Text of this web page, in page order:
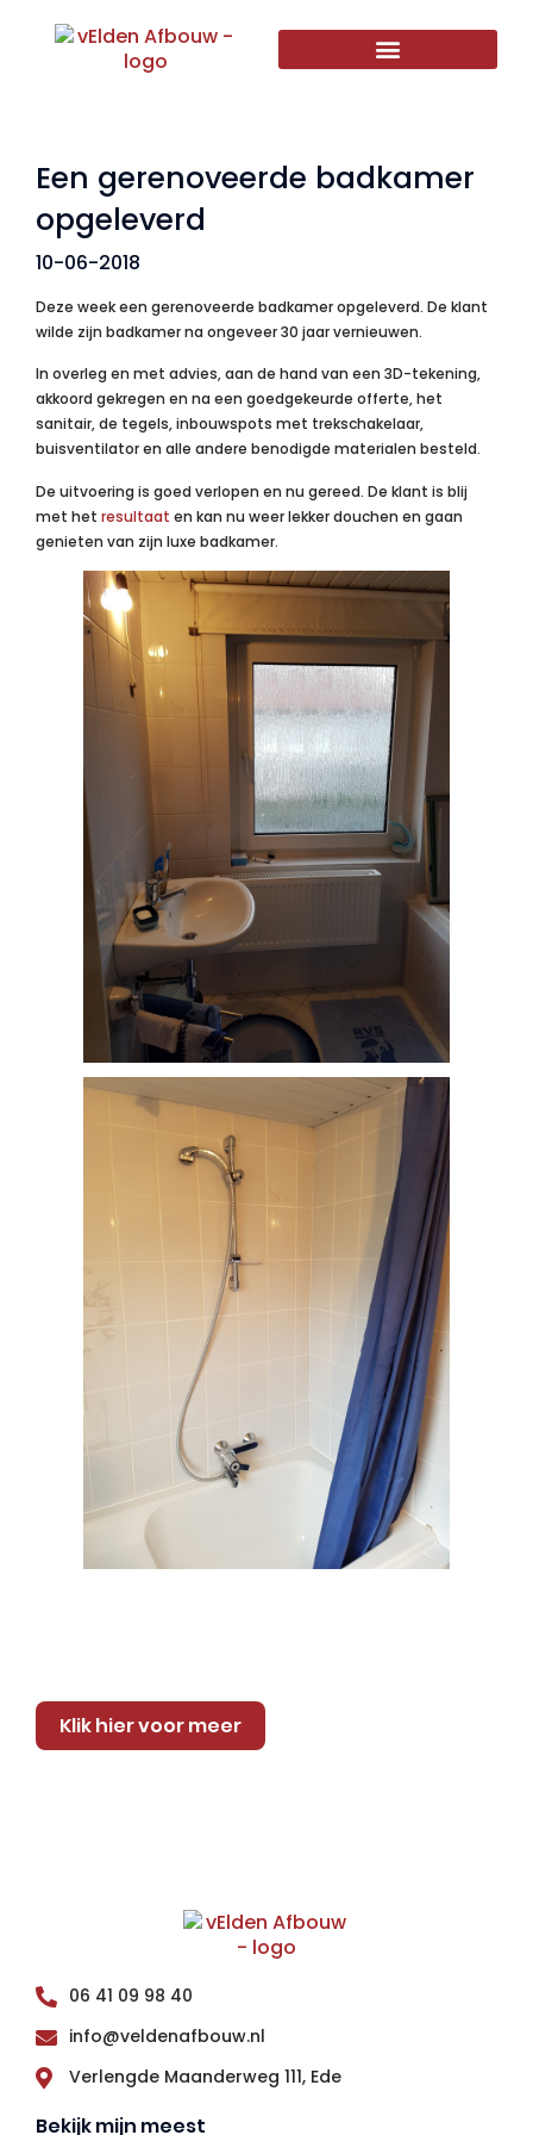
Een gerenoveerde badkamer
opgeleverd
10-06-2018
Deze week een gerenoveerde badkamer opgeleverd. De klant
wilde zijn badkamer na ongeveer 30 jaar vernieuwen.
In overleg en met advies, aan de hand van een 3D-tekening,
akkoord gekregen en na een goedgekeurde offerte, het
sanitair, de tegels, inbouwspots met trekschakelaar,
buisventilator en alle andere benodigde materialen besteld.
De uitvoering is goed verlopen en nu gereed. De klant is blij
met het resultaat en kan nu weer lekker douchen en gaan
genieten van zijn luxe badkamer.
Klik hier voor meer
06 41 09 98 40
info@veldenafbouw.nl
Verlengde Maanderweg 111, Ede
Bekijk mijn meest